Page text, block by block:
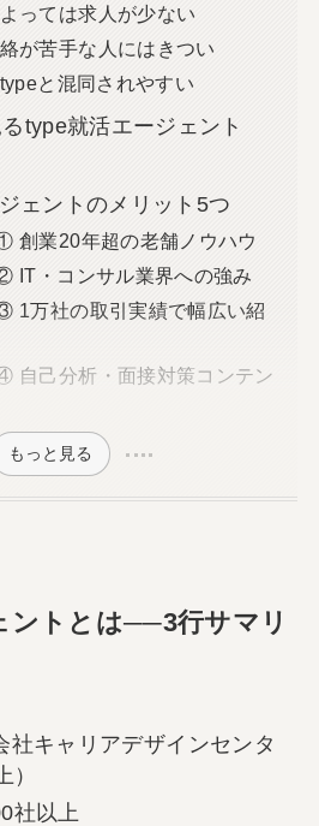
っては求人が少ない
が苦手な人にはきつい
と混同されやすい
type就活エージェント
ェントのメリット5つ
創業20年超の老舗ノウハウ
IT・コンサル業界への強み
1万社の取引実績で幅広い紹
自己分析・面接対策コンテン
もっと見る
ントとは──3行サマリ
社キャリアデザインセンタ
社以上